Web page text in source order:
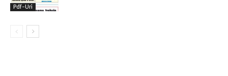
Pdf-Uri